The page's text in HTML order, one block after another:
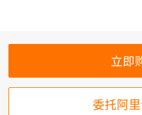
委托阿